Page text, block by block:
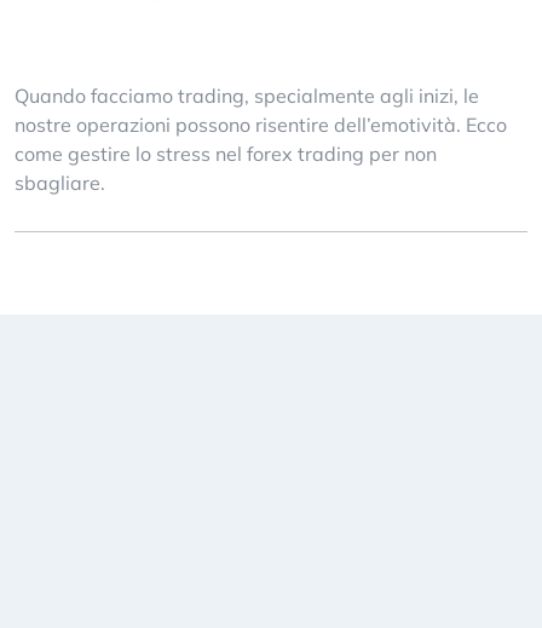
Quando facciamo trading, specialmente agli inizi, le
nostre operazioni possono risentire dell’emotività. Ecco
come gestire lo stress nel forex trading per non
sbagliare.